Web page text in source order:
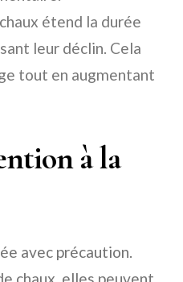
étend la durée
leur déclin. Cela
tout en augmentant
à la
avec précaution.